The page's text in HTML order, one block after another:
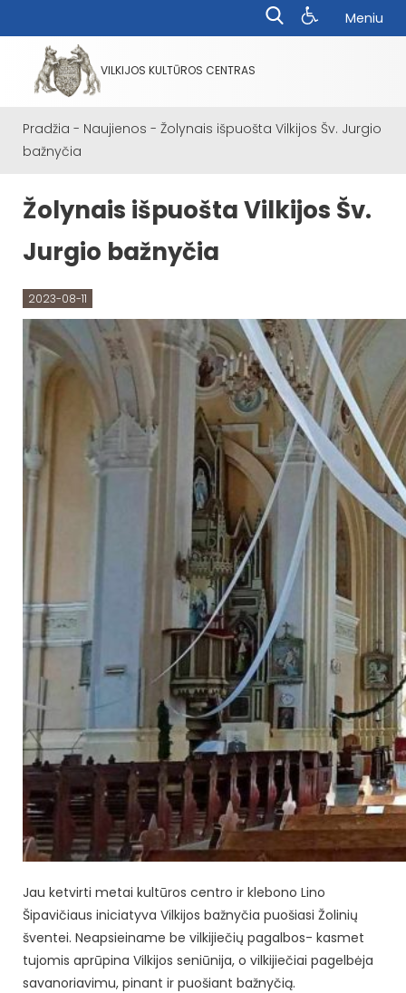
Meniu
VILKIJOS KULTŪROS CENTRAS
Pradžia - Naujienos - Žolynais išpuošta Vilkijos Šv. Jurgio
bažnyčia
Žolynais išpuošta Vilkijos Šv.
Jurgio bažnyčia
2023-08-11
Jau ketvirti metai kultūros centro ir klebono Lino
Šipavičiaus iniciatyva Vilkijos bažnyčia puošiasi Žolinių
šventei. Neapsieiname be vilkijiečių pagalbos- kasmet
tujomis aprūpina Vilkijos seniūnija, o vilkijiečiai pagelbėja
savanoriavimu, pinant ir puošiant bažnyčią.